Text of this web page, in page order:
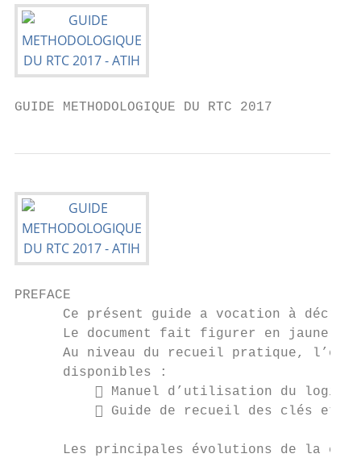
GUIDE METHODOLOGIQUE DU RTC 2017
PREFACE
Ce présent guide a vocation à
Le document fait figurer en jaune
Au niveau du recueil pratique,
      disponibles :
 Manuel d’utilisation du
 Guide de recueil des clés et
Les principales évolutions de la